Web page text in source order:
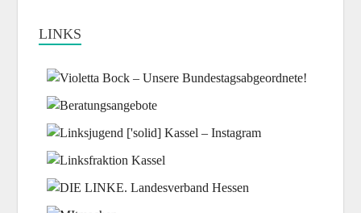
LINKS